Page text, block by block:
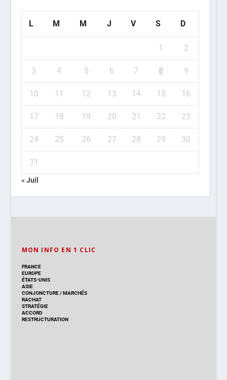
L M M J V S D
1 2
3 4 5 6 7 8 9
10 11 12 13 14 15 16
17 18 19 20 21 22 23
24 25 26 27 28 29 30
31
« Juil
MON INFO EN 1 CLIC
FRANCE
EUROPE
ÉTATS-UNIS
ASIE
CONJONCTURE/ MARCHÉS
RACHAT
STRATÉGIE
ACCORD
RESTRUCTURATION